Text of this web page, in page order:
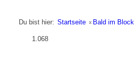
Du bist hier: Startseite » Bald im Block
1.068